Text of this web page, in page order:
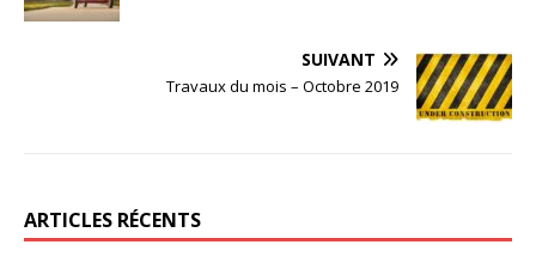
SUIVANT
Travaux du mois – Octobre 2019
ARTICLES RÉCENTS